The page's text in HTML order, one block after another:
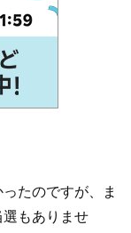
たのですが、ま
もありませ